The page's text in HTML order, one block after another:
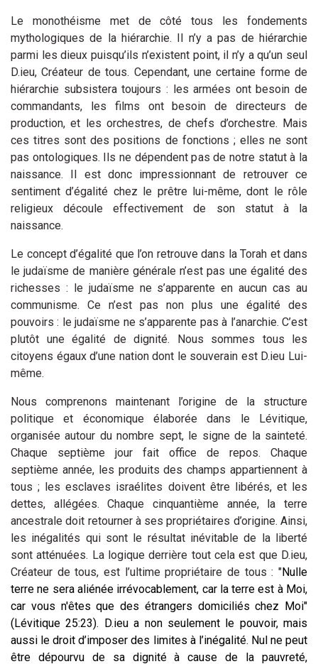
Le monothéisme met de côté tous les fondements
mythologiques de la hiérarchie. Il n’y a pas de hiérarchie
parmi les dieux puisqu’ils n’existent point, il n’y a qu’un seul
D.ieu, Créateur de tous. Cependant, une certaine forme de
hiérarchie subsistera toujours : les armées ont besoin de
commandants, les films ont besoin de directeurs de
production, et les orchestres, de chefs d’orchestre. Mais
ces titres sont des positions de fonctions ; elles ne sont
pas ontologiques. Ils ne dépendent pas de notre statut à la
naissance. Il est donc impressionnant de retrouver ce
sentiment d’égalité chez le prêtre lui-même, dont le rôle
religieux découle effectivement de son statut à la
naissance.
Le concept d’égalité que l’on retrouve dans la Torah et dans
le judaïsme de manière générale n’est pas une égalité des
richesses : le judaïsme ne s’apparente en aucun cas au
communisme. Ce n’est pas non plus une égalité des
pouvoirs : le judaïsme ne s’apparente pas à l’anarchie. C’est
plutôt une égalité de dignité. Nous sommes tous les
citoyens égaux d’une nation dont le souverain est D.ieu Lui-
même.
Nous comprenons maintenant l’origine de la structure
politique et économique élaborée dans le Lévitique,
organisée autour du nombre sept, le signe de la sainteté.
Chaque septième jour fait office de repos. Chaque
septième année, les produits des champs appartiennent à
tous ; les esclaves israélites doivent être libérés, et les
dettes, allégées. Chaque cinquantième année, la terre
ancestrale doit retourner à ses propriétaires d’origine. Ainsi,
les inégalités qui sont le résultat inévitable de la liberté
sont atténuées. La logique derrière tout cela est que D.ieu,
Créateur de tous, est l’ultime propriétaire de tous : "Nulle
terre ne sera aliénée irrévocablement, car la terre est à Moi,
car vous n'êtes que des étrangers domiciliés chez Moi"
(Lévitique 25:23). D.ieu a non seulement le pouvoir, mais
aussi le droit d’imposer des limites à l’inégalité. Nul ne peut
être dépourvu de sa dignité à cause de la pauvreté,